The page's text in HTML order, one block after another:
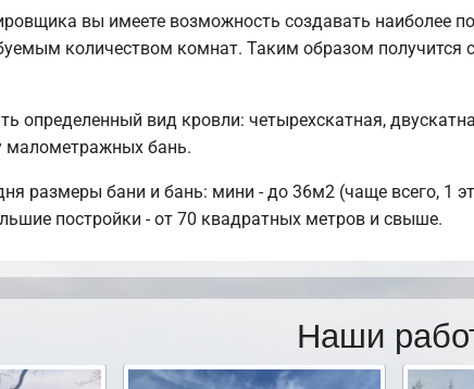
вы имеете возможность создавать наиболее
количеством комнат. Таким образом
определенный вид кровли: четырехскатная,
малометражных бань.
размеры бани и бань: мини - до 36м2 (чаще всего, 1
постройки - от 70 квадратных метров и свыше.
Наши